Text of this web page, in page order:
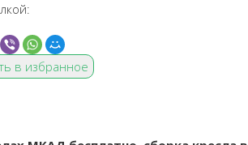
в избранное